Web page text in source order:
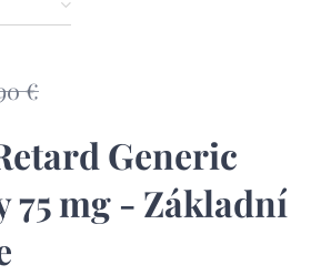
€
Generic
75 mg - Základní